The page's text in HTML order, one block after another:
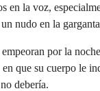
en la voz,
nudo en la garganta
por la
que su cuerpo le
debería.